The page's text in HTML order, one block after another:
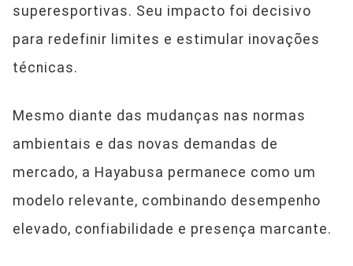
superesportivas. Seu impacto foi decisivo
para redefinir limites e estimular inovações
técnicas.
Mesmo diante das mudanças nas normas
ambientais e das novas demandas de
mercado, a Hayabusa permanece como um
modelo relevante, combinando desempenho
elevado, confiabilidade e presença marcante.